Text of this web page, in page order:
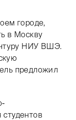
городе,
в Москву
НИУ ВШЭ.
предложил